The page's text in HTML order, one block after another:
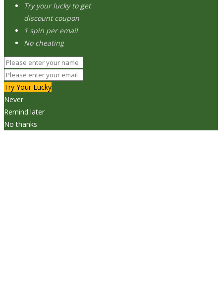
Try your lucky to get
discount coupon
1 spin per email
No cheating
Try Your Lucky
Never
Remind later
No thanks